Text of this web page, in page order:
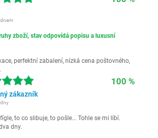
zboží, stav odpovídá popisu a luxusní
perfektní zabalení, nízká cena poštovného,
100 %
zákazník
to co slibuje, to pošle... Tohle se mi líbí.
dny.